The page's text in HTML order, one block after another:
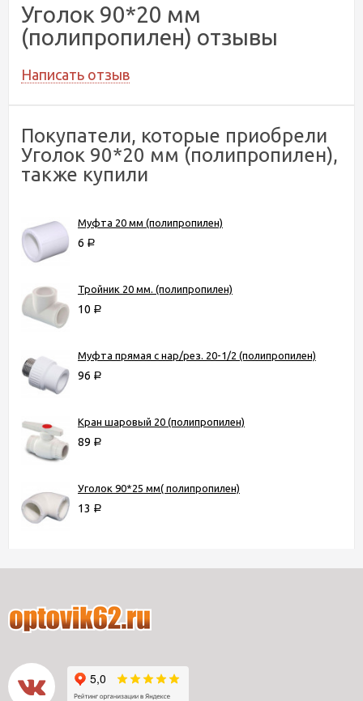
Уголок 90*20 мм
(полипропилен) отзывы
Написать отзыв
Покупатели, которые приобрели
Уголок 90*20 мм (полипропилен),
также купили
Муфта 20 мм (полипропилен)
6 Р
Тройник 20 мм. (полипропилен)
10 Р
Муфта прямая с нар/рез. 20-1/2 (полипропилен)
96 Р
Кран шаровый 20 (полипропилен)
89 Р
Уголок 90*25 мм( полипропилен)
13 Р